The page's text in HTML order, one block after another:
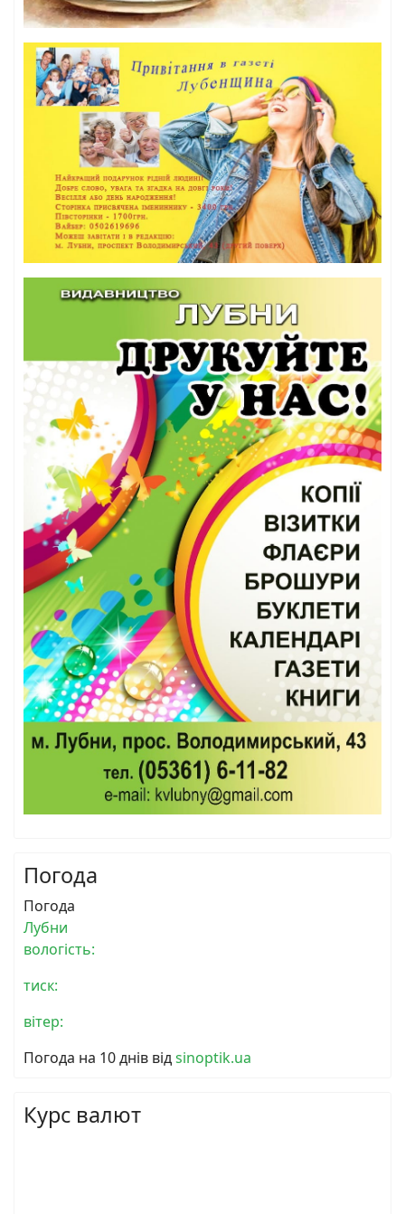
Погода
Погода
Лубни
вологість:
тиск:
вітер:
Погода на 10 днів відsinoptik.ua
Курс валют